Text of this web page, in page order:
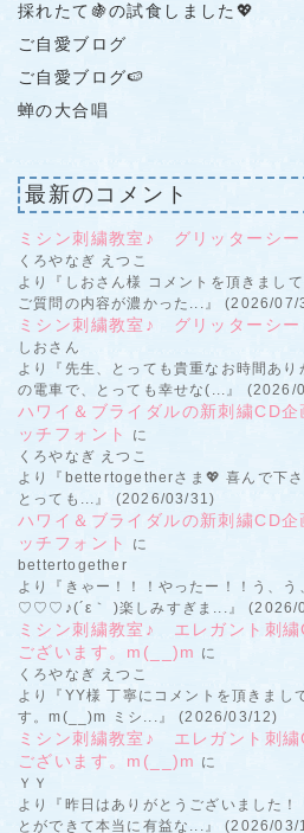
採れたて🍇の試食しました💖
ご自愛ブログ
ご自愛ブログ🍉
蝉の大合唱
最新のコメント
ミシン刺繍教室♪ グリッターシ
くろやなぎ えつこ
より『しおさん様 コメントを頂きまし
ご質問の内容が濃かった...』 (2026/07/
ミシン刺繍教室♪ グリッターシ
しおさん
より『先生、とっても貴重なお時間あり
の電車で、とっても幸せな(...』 (2026/
ハワイ＆ブライダルの新刺繍CD
ッチフォント
に
くろやなぎ えつこ
より『bettertogetherさま💖 喜んで下さ
とっても...』 (2026/03/31)
ハワイ＆ブライダルの新刺繍CD
ッチフォント
に
bettertogether
より『きゃー！！！やったー！！う、う
♡♡♡♪(´ε｀ )楽しみすぎま...』 (2026/
ミシン刺繍教室♪ エレガント刺繍
ございます。m(__)m に
くろやなぎ えつこ
より『YY様 丁寧にコメントを頂きまし
す。m(__)m ミシ...』 (2026/03/12)
ミシン刺繍教室♪ エレガント刺繍
ございます。m(__)m に
ＹＹ
より『昨日はありがとうございました！
とができて本当に有益な...』 (2026/03/